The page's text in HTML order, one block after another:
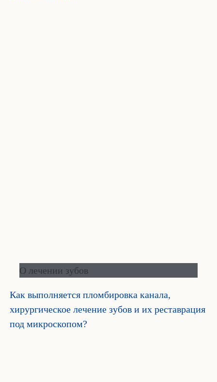
О лечении зубов
Как выполняется пломбировка канала,
хирургическое лечение зубов и их реставрация
под микроскопом?